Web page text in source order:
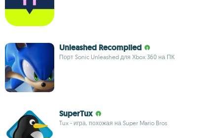
Unleashed Recompiled
Порт Sonic Unleashed для Xbox 360 на ПК
SuperTux
Tux - игра, похожая на Super Mario Bros